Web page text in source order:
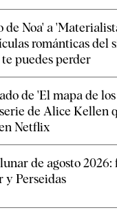
de Noa' a
románticas del
puedes perder
de 'El mapa de los
de Alice Kellen
Netflix
de agosto 2026:
y Perseidas